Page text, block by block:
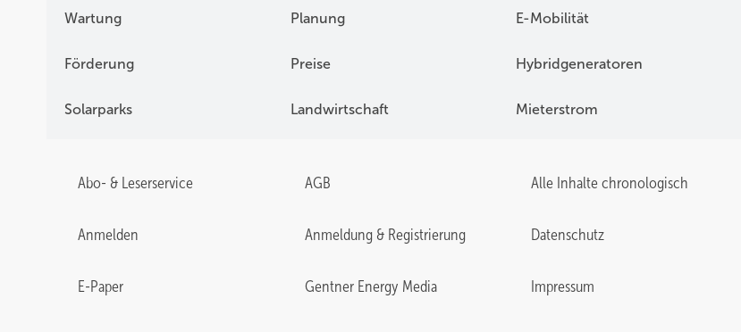
Wartung Planung E-Mobilität
Förderung Preise Hybridgeneratoren
Solarparks Landwirtschaft Mieterstrom
Abo- & Leserservice AGB Alle Inhalte chronologisch
Anmelden Anmeldung & Registrierung Datenschutz
E-Paper Gentner Energy Media Impressum